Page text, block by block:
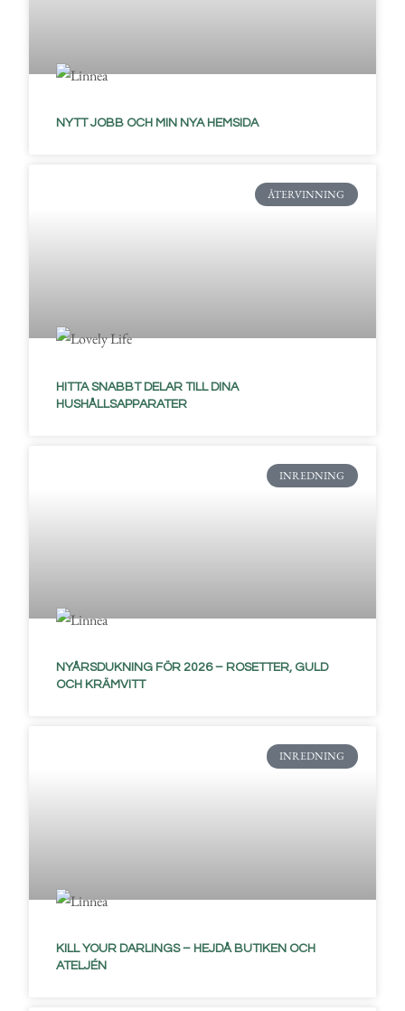
NYTT JOBB OCH MIN NYA HEMSIDA
ÅTERVINNING
HITTA SNABBT DELAR TILL DINA
HUSHÅLLSAPPARATER
INREDNING
NYÅRSDUKNING FÖR 2026 – ROSETTER, GULD
OCH KRÄMVITT
INREDNING
KILL YOUR DARLINGS – HEJDÅ BUTIKEN OCH
ATELJÉN